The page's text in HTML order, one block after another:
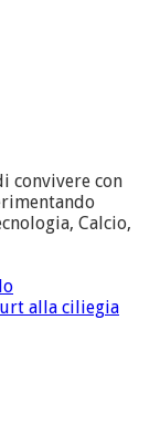
convivere con
Calcio,
alla ciliegia